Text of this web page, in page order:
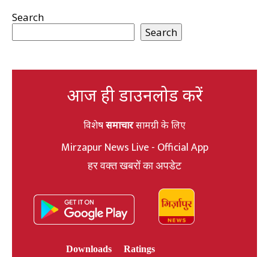
Search
Search
आज ही डाउनलोड करें
विशेषसमाचारसामग्री के लिए
Mirzapur News Live - Official App
हर वक्त खबरों का अपडेट
Downloads
Ratings